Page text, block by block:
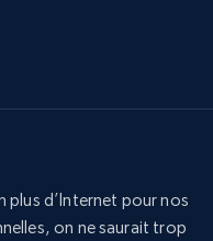
plus d’Internet pour nos
on ne saurait trop